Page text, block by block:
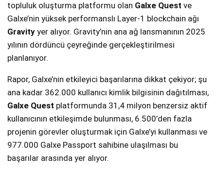
topluluk oluşturma platformu olan Galxe Quest ve
Galxe’nin yüksek performanslı Layer-1 blockchain ağı
Gravity yer alıyor. Gravity’nin ana ağ lansmanının 2025
yılının dördüncü çeyreğinde gerçekleştirilmesi
planlanıyor.
Rapor, Galxe’nin etkileyici başarılarına dikkat çekiyor; şu
ana kadar 362.000 kullanıcı kimlik bilgisinin dağıtılması,
Galxe Quest platformunda 31,4 milyon benzersiz aktif
kullanıcının etkileşimde bulunması, 6.500’den fazla
projenin görevler oluşturmak için Galxe’yi kullanması ve
977.000 Galxe Passport sahibine ulaşılması bu
başarılar arasında yer alıyor.